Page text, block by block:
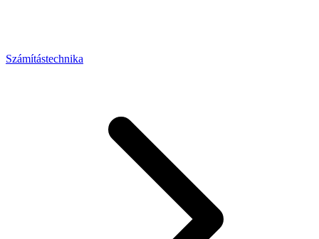
Számítástechnika